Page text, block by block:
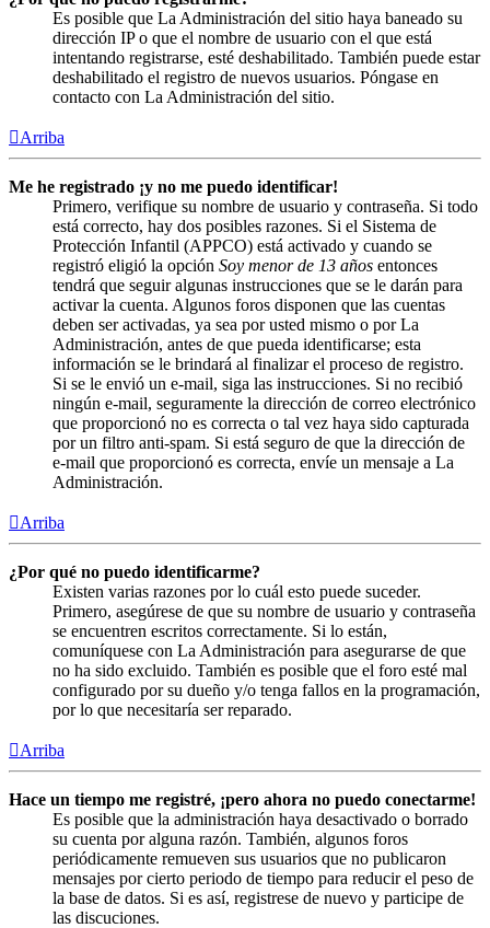
Es posible que La Administración del sitio haya baneado su
dirección IP o que el nombre de usuario con el que está
intentando registrarse, esté deshabilitado. También puede estar
deshabilitado el registro de nuevos usuarios. Póngase en
contacto con La Administración del sitio.
Arriba
Me he registrado ¡y no me puedo identificar!
Primero, verifique su nombre de usuario y contraseña. Si todo
está correcto, hay dos posibles razones. Si el Sistema de
Protección Infantil (APPCO) está activado y cuando se
registró eligió la opción Soy menor de 13 años entonces
tendrá que seguir algunas instrucciones que se le darán para
activar la cuenta. Algunos foros disponen que las cuentas
deben ser activadas, ya sea por usted mismo o por La
Administración, antes de que pueda identificarse; esta
información se le brindará al finalizar el proceso de registro.
Si se le envió un e-mail, siga las instrucciones. Si no recibió
ningún e-mail, seguramente la dirección de correo electrónico
que proporcionó no es correcta o tal vez haya sido capturada
por un filtro anti-spam. Si está seguro de que la dirección de
e-mail que proporcionó es correcta, envíe un mensaje a La
Administración.
Arriba
¿Por qué no puedo identificarme?
Existen varias razones por lo cuál esto puede suceder.
Primero, asegúrese de que su nombre de usuario y contraseña
se encuentren escritos correctamente. Si lo están,
comuníquese con La Administración para asegurarse de que
no ha sido excluido. También es posible que el foro esté mal
configurado por su dueño y/o tenga fallos en la programación,
por lo que necesitaría ser reparado.
Arriba
Hace un tiempo me registré, ¡pero ahora no puedo conectarme!
Es posible que la administración haya desactivado o borrado
su cuenta por alguna razón. También, algunos foros
periódicamente remueven sus usuarios que no publicaron
mensajes por cierto periodo de tiempo para reducir el peso de
la base de datos. Si es así, registrese de nuevo y participe de
las discuciones.